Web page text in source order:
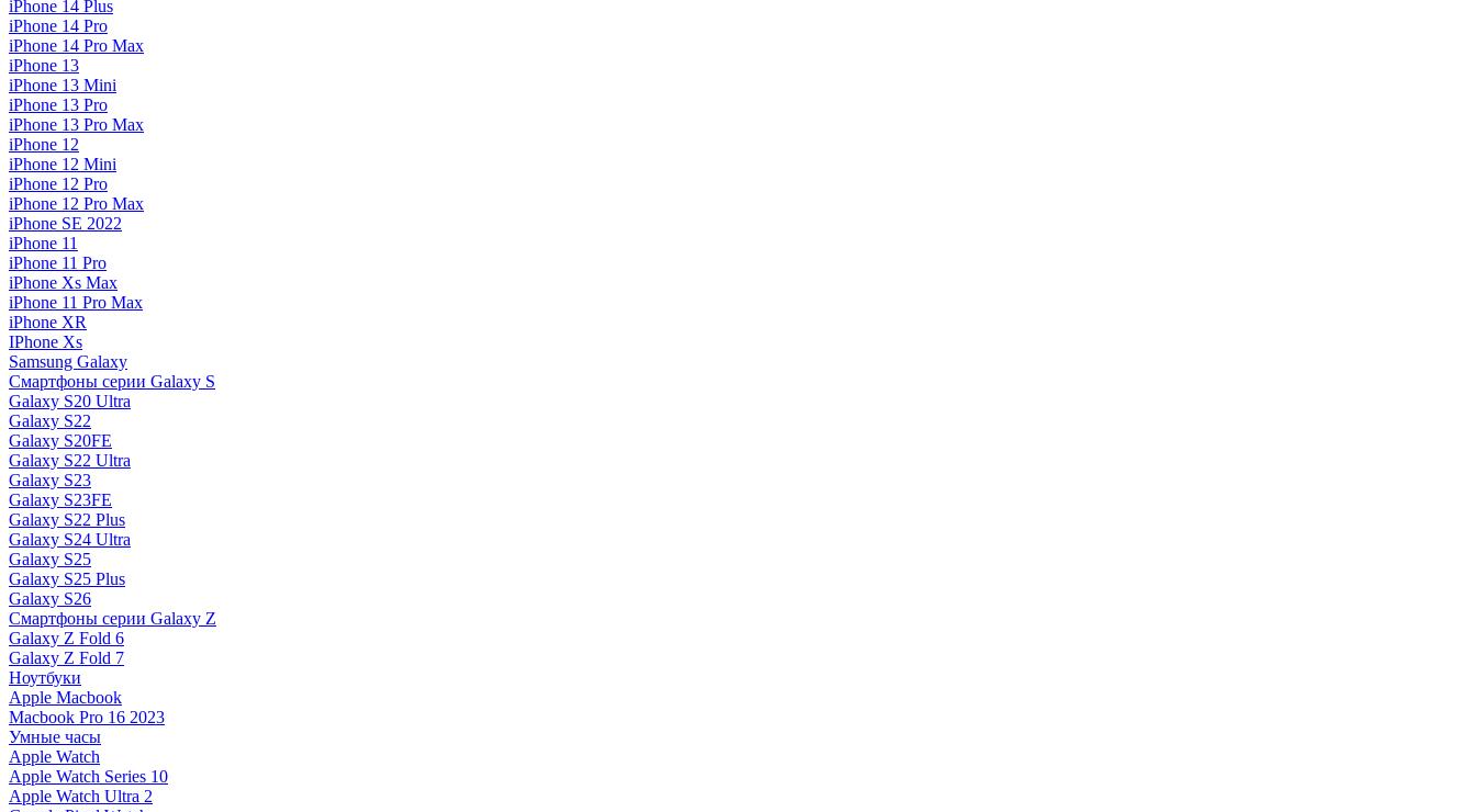
iPhone 14 Plus
iPhone 14 Pro
iPhone 14 Pro Max
iPhone 13
iPhone 13 Mini
iPhone 13 Pro
iPhone 13 Pro Max
iPhone 12
iPhone 12 Mini
iPhone 12 Pro
iPhone 12 Pro Max
iPhone SE 2022
iPhone 11
iPhone 11 Pro
iPhone Xs Max
iPhone 11 Pro Max
iPhone XR
IPhone Xs
Samsung Galaxy
Смартфоны серии Galaxy S
Galaxy S20 Ultra
Galaxy S22
Galaxy S20FE
Galaxy S22 Ultra
Galaxy S23
Galaxy S23FE
Galaxy S22 Plus
Galaxy S24 Ultra
Galaxy S25
Galaxy S25 Plus
Galaxy S26
Смартфоны серии Galaxy Z
Galaxy Z Fold 6
Galaxy Z Fold 7
Ноутбуки
Apple Macbook
Macbook Pro 16 2023
Умные часы
Apple Watch
Apple Watch Series 10
Apple Watch Ultra 2